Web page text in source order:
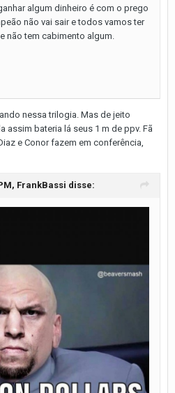
algum dinheiro é com o prego
não vai sair e todos vamos ter
não tem cabimento algum.
nessa trilogia. Mas de jeito
assim bateria lá seus 1 m de ppv. Fã
e Conor fazem em conferência,
FrankBassi disse: